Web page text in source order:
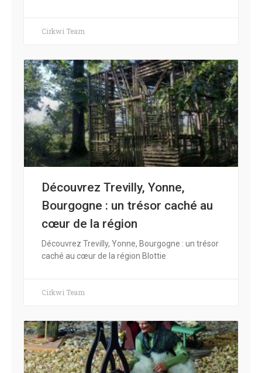
Cirkwi Team
Découvrez Trevilly, Yonne,
Bourgogne : un trésor caché au
cœur de la région
Découvrez Trevilly, Yonne, Bourgogne : un trésor
caché au cœur de la région Blottie
Cirkwi Team